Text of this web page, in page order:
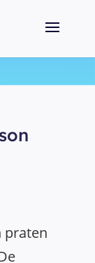
praten